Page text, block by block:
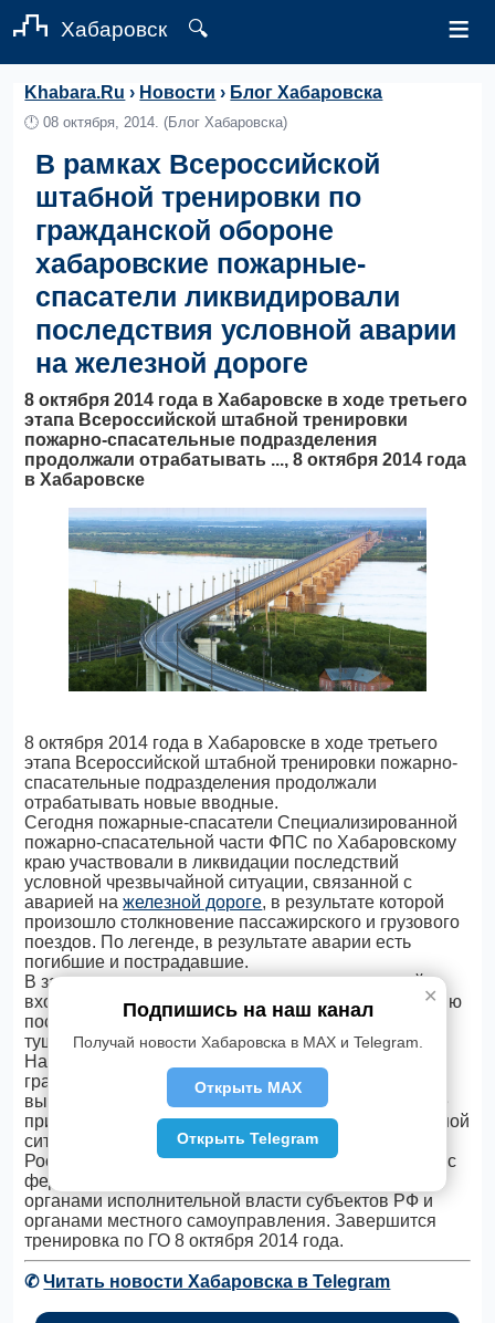
Хабаровск 🔍 ≡
Khabara.Ru › Новости › Блог Хабаровска
🕛08 октября, 2014. (Блог Хабаровска)
В рамках Всероссийской
штабной тренировки по
гражданской обороне
хабаровские пожарные-
спасатели ликвидировали
последствия условной аварии
на железной дороге
8 октября 2014 года в Хабаровске в ходе третьего
этапа Всероссийской штабной тренировки
пожарно-спасательные подразделения
продолжали отрабатывать ..., 8 октября 2014 года
в Хабаровске
8 октября 2014 года в Хабаровске в ходе третьего
этапа Всероссийской штабной тренировки пожарно-
спасательные подразделения продолжали
отрабатывать новые вводные.
Сегодня пожарные-спасатели Специализированной
пожарно-спасательной части ФПС по Хабаровскому
краю участвовали в ликвидации последствий
условной чрезвычайной ситуации, связанной с
аварией нажелезной дороге, в результате которой
произошло столкновение пассажирского и грузового
поездов. По легенде, в результате аварии есть
погибшие и пострадавшие.
В задачи пожарно-спасательных подразделений
входило проведение работ по эвакуации и спасению
пострадавших, оказанию им первой помощи,
тушение пожара.
Напомним, Всероссийская тренировка по
гражданской обороне по теме: «Организация
выполнения мероприятий по гражданской обороне
при возникновении крупномасштабной чрезвычайной
ситуации» началась на территории всех субъектов
Российской Федерации 4 октября. Она проводится с
федеральными органами исполнительной власти,
органами исполнительной власти субъектов РФ и
органами местного самоуправления. Завершится
тренировка по ГО 8 октября 2014 года.
✆Читать новости Хабаровска в Telegram
✕
Подпишись на наш канал
Получай новости Хабаровска в MAX и Telegram.
Открыть MAX
Открыть Telegram